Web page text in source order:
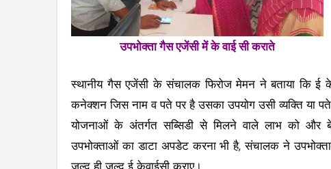
उपभोक्ता गैस एजेंसी में के वाई सी कराते
स्थानीय गैस एजेंसी के संचालक फिरोज मेमन ने बताया कि ई
कनेक्शन जिस नाम व पते पर है उसका उपयोग उसी व्यक्ति या पते
योजनाओं के अंतर्गत सब्सिडी से मिलने वाले लाभ को और
उपभोक्ताओं का डाटा अपडेट करना भी है, संचालक ने